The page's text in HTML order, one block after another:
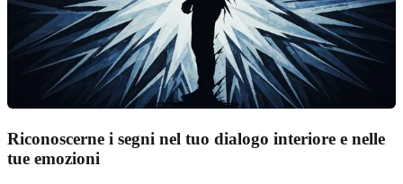
Riconoscerne i segni nel tuo dialogo interiore e nelle
tue emozioni